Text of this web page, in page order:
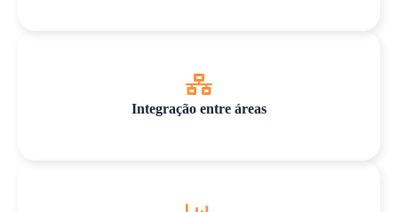
Integração entre áreas